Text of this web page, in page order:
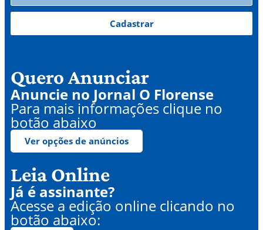
Cadastrar
Quero Anunciar
Anuncie no Jornal O Florense
Para mais informações clique no
botão abaixo
Ver opções de anúncios
Leia Online
Já é assinante?
Acesse a edição online clicando no
botão abaixo: